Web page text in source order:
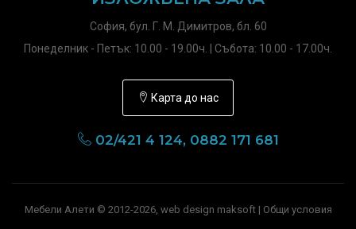
София, бул. Г. М. Димитров, бл. 60
Понеделник - Петък: 10.00 - 19.00ч. | Събота: 10.00 - 17.00ч.
Карта до нас
02/421 4 124, 0882 171 681
Мебели Алети © 2012-2026, web design maksoft | Общи условия